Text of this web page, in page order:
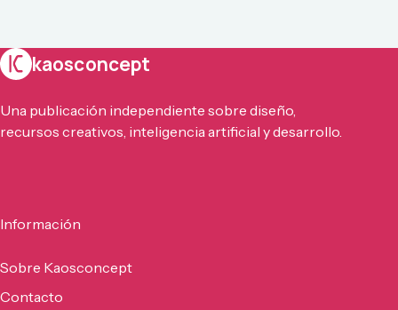
kaosconcept
Una publicación independiente sobre diseño,
recursos creativos, inteligencia artificial y desarrollo.
Información
Sobre Kaosconcept
Contacto